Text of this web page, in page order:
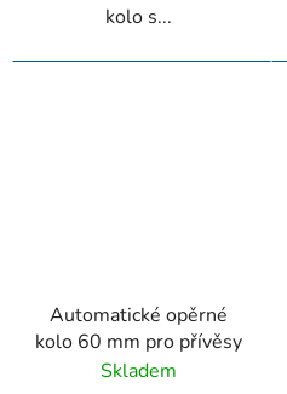
kolo s...
Automatické opěrné
kolo 60 mm pro přívěsy
Skladem